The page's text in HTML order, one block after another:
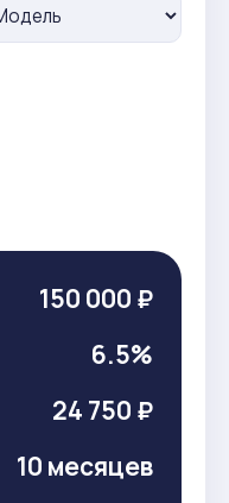
150 000 ₽
6.5%
24 750 ₽
10 месяцев